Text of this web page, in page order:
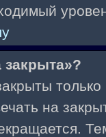
закрыта»?
на